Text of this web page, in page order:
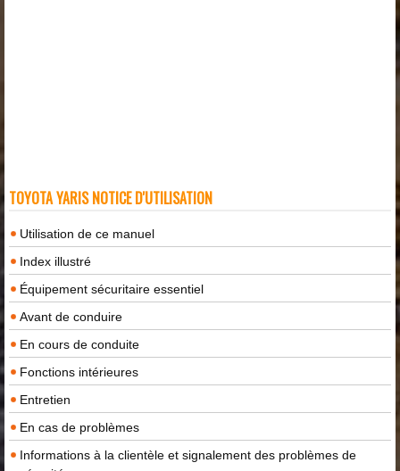
TOYOTA YARIS NOTICE D'UTILISATION
Utilisation de ce manuel
Index illustré
Équipement sécuritaire essentiel
Avant de conduire
En cours de conduite
Fonctions intérieures
Entretien
En cas de problèmes
Informations à la clientèle et signalement des problèmes de